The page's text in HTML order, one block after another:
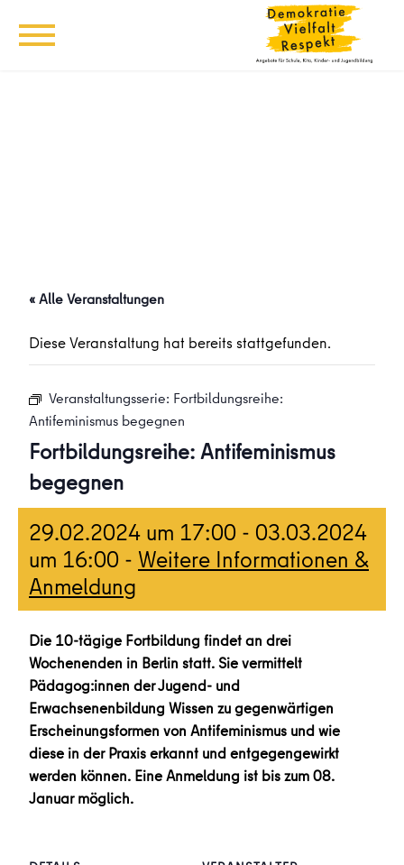
« Alle Veranstaltungen
Diese Veranstaltung hat bereits stattgefunden.
Veranstaltungsserie: Fortbildungsreihe:
Antifeminismus begegnen
Fortbildungsreihe: Antifeminismus
begegnen
29.02.2024 um 17:00 - 03.03.2024
um 16:00 - Weitere Informationen &
Anmeldung
Die 10-tägige Fortbildung findet an drei
Wochenenden in Berlin statt. Sie vermittelt
Pädagog:innen der Jugend- und
Erwachsenenbildung Wissen zu gegenwärtigen
Erscheinungsformen von Antifeminismus und wie
diese in der Praxis erkannt und entgegengewirkt
werden können. Eine Anmeldung ist bis zum 08.
Januar möglich.